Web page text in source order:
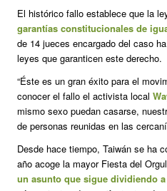
El histórico fallo establece que la
garantías constitucionales de
de 14 jueces encargado del caso
leyes que garanticen este derecho.
“Éste es un gran éxito para el
conocer el fallo el activista local
mismo sexo puedan casarse,
de personas reunidas en las
Desde hace tiempo, Taiwán se ha
año acoge la mayor Fiesta del
un asunto que sigue dividiendo